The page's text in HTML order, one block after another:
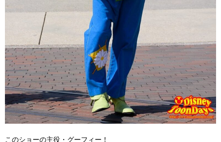
このショーの主役・グーフィー！